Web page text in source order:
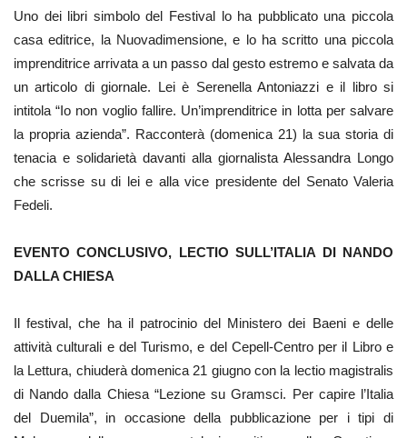
Uno dei libri simbolo del Festival lo ha pubblicato una piccola
casa editrice, la Nuovadimensione, e lo ha scritto una piccola
imprenditrice arrivata a un passo dal gesto estremo e salvata da
un articolo di giornale. Lei è Serenella Antoniazzi e il libro si
intitola “Io non voglio fallire. Un’imprenditrice in lotta per salvare
la propria azienda”. Racconterà (domenica 21) la sua storia di
tenacia e solidarietà davanti alla giornalista Alessandra Longo
che scrisse su di lei e alla vice presidente del Senato Valeria
Fedeli.
EVENTO CONCLUSIVO, LECTIO SULL’ITALIA DI NANDO
DALLA CHIESA
Il festival, che ha il patrocinio del Ministero dei Baeni e delle
attività culturali e del Turismo, e del Cepell-Centro per il Libro e
la Lettura, chiuderà domenica 21 giugno con la lectio magistralis
di Nando dalla Chiesa “Lezione su Gramsci. Per capire l’Italia
del Duemila”, in occasione della pubblicazione per i tipi di